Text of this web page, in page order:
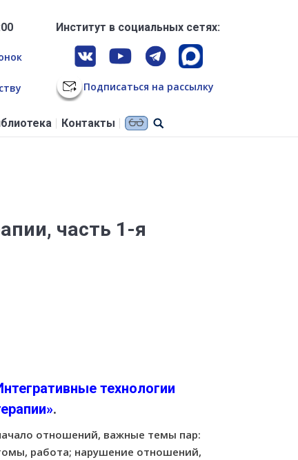
Институт в социальных сетях:
Подписаться на рассылку
Контакты
часть 1-я
технологии
.
отношений, важные темы пар:
работа; нарушение отношений,